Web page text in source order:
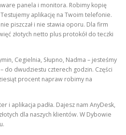
panela i monitora. Robimy kopię
aplikację na Twoim telefonie.
piszczał i nie stawia oporu. Dla firm
złotych netto plus protokół do teczki
Cegielnia, Słupno, Nadma – jesteśmy
do dwudziestu czterech godzin. Części
procent napraw robimy na
i aplikacja padła. Dajesz nam AnyDesk,
dla naszych klientów. W Dybowie